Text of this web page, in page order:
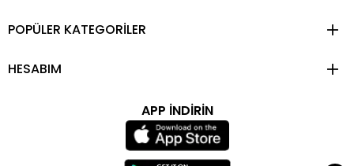
POPÜLER KATEGORİLER
HESABIM
APP İNDİRİN